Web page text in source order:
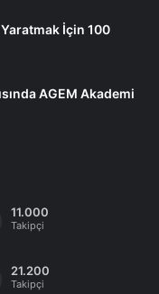
Yaratmak İçin 100
AGEM Akademi
11.000
Takipçi
21.200
Takipçi